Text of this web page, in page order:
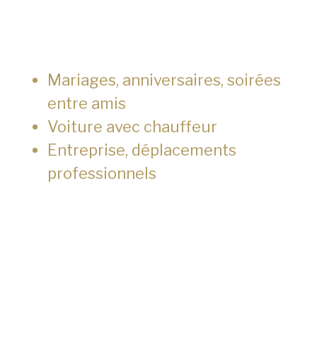
Mariages, anniversaires, soirées
entre amis
Voiture avec chauffeur
Entreprise, déplacements
professionnels